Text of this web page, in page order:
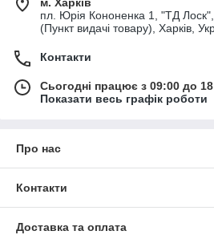
пл. Юрія Кононенка 1, "ТД
(Пункт видачі товару), Харків,
Контакти
Сьогодні працює з 09:00 до
Показати весь графік роботи
Про нас
Контакти
Доставка та оплата